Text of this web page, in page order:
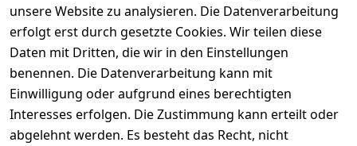
-23%
Camel Active 409401-4W37 - Herren
Fleecejacke
Modische Herren Fleecejacke von Camel Active
99,95 €*
129,95 €
Hinzufügen
unsere Website zu analysieren. Die Datenverarbeitung
erfolgt erst durch gesetzte Cookies. Wir teilen diese
Daten mit Dritten, die wir in den Einstellungen
benennen. Die Datenverarbeitung kann mit
Einwilligung oder aufgrund eines berechtigten
Interesses erfolgen. Die Zustimmung kann erteilt oder
abgelehnt werden. Es besteht das Recht, nicht